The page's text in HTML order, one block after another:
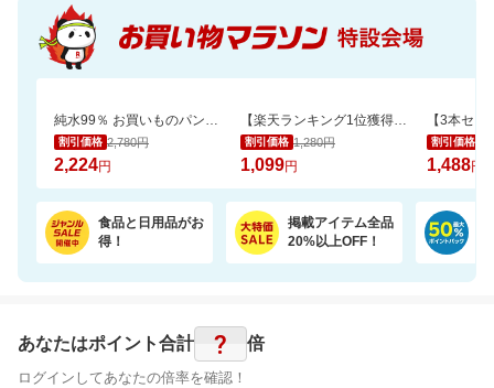
純水99％ お買いものパンダ！ おしりふき 80枚 24個
割引価格 2,780円
2,224円
【楽天ランキング1位獲得！】靴下に貼れるお名前シール大容量66個 選べる3色セット
割引価格 1,280円
1,099円
割引価格
1,488円
食品と日用品がお
得！
掲載アイテム全品
20%以上OFF！
あなたはポイント合計 ? 倍
ログインしてあなたの倍率を確認！